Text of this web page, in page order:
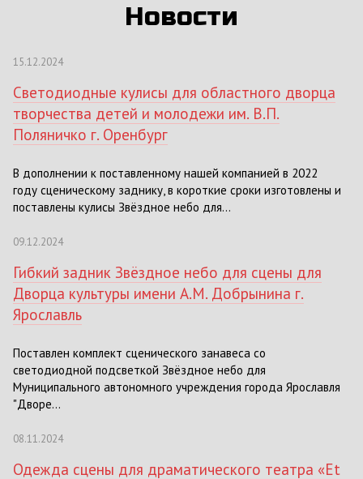
Новости
15.12.2024
Светодиодные кулисы для областного дворца
творчества детей и молодежи им. В.П.
Поляничко г. Оренбург
В дополнении к поставленному нашей компанией в 2022
году сценическому заднику, в короткие сроки изготовлены и
поставлены кулисы Звёздное небо для...
09.12.2024
Гибкий задник Звёздное небо для сцены для
Дворца культуры имени А.М. Добрынина г.
Ярославль
Поставлен комплект сценического занавеса со
светодиодной подсветкой Звёздное небо для
Муниципального автономного учреждения города Ярославля
"Дворе...
08.11.2024
Одежда сцены для драматического театра «Et